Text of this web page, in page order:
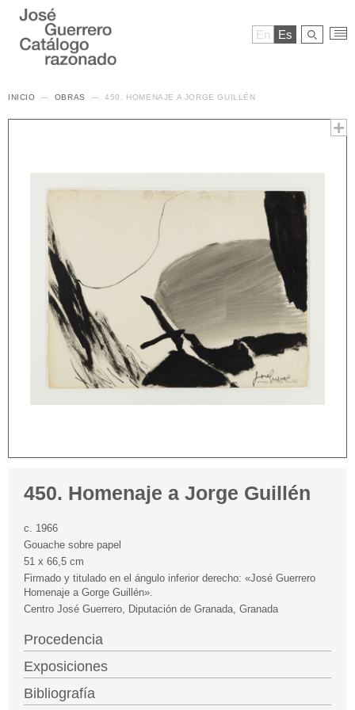
En Es
INICIO OBRAS 450. HOMENAJE A JORGE GUILLÉN
450. Homenaje a Jorge Guillén
c. 1966
Gouache sobre papel
51 x 66,5 cm
Firmado y titulado en el ángulo inferior derecho: «José Guerrero
Homenaje a Gorge Guillén».
Centro José Guerrero, Diputación de Granada, Granada
Procedencia
Exposiciones
Bibliografía